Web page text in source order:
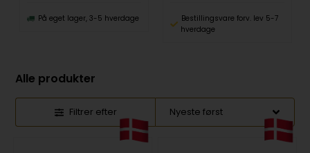
På eget lager, 3-5 hverdage
Bestillingsvare forv. lev 5-7
hverdage
Alle produkter
Filtrer efter